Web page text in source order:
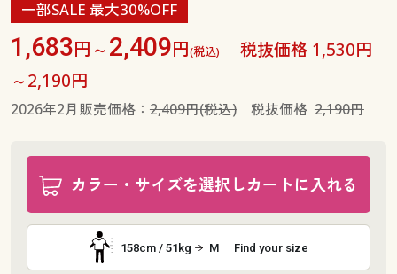
一部SALE 最大30%OFF
1,683円～2,409円(税込)
税抜価格 1,530円
～2,190円
2026年2月販売価格： 2,409円(税込)税抜価格 2,190円
カラー・サイズを選択しカートに入れる
158cm / 51kg M Find your size